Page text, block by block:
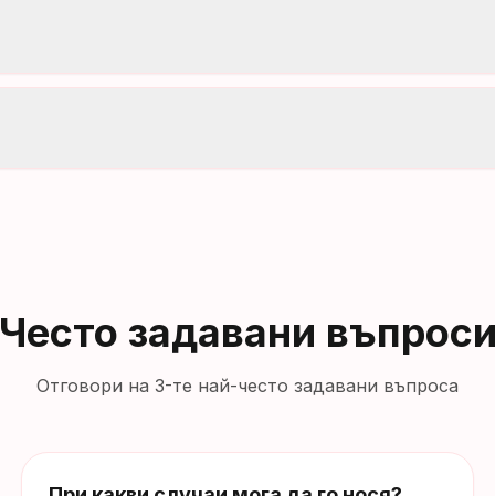
Често задавани
Отговори на 3-те най-често задавани въпроса